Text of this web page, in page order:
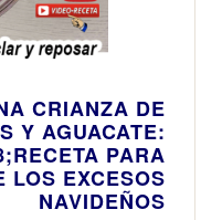
CRIANZA DE
Y AGUACATE:
PARA
LOS EXCESOS
NAVIDEÑOS